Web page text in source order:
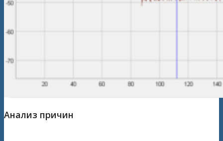
Анализ причин